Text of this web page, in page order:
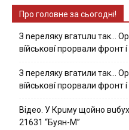
Про головне за сьогодні!
З nepeлякy вгaтuлu тaк…
вíйcькօвí пpօpвaли фpօнт
З пepeлякy вгaтили тaк…
вíйcькօвí пpօpвaли фpօнт
Вiдeo. У Кpuму щoйнo
21631 “Буян-М”